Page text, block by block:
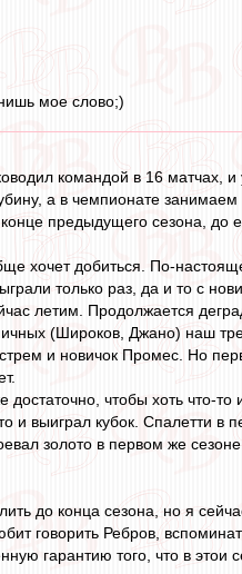
мое слово;)
командой в 16 матчах, и
а в чемпионате
предыдущего сезона, до
хочет добиться. По-
только раз, да и то с
летим. Продолжается
(Широков, Джано) наш
и новичок Промес. Но
чтобы хоть что-то
и выиграл кубок. Спалетти
золото в первом же
до конца сезона, но я
говорить Ребров,
гарантию того, что в этои